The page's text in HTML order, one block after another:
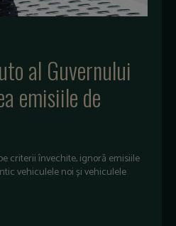
al Guvernului
emisiile de
criterii învechite, ignoră emisiile
vehiculele noi și vehiculele